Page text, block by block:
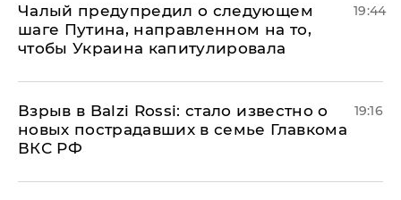
Чалый предупредил о следующем
шаге Путина, направленном на то,
чтобы Украина капитулировала
19:44
Взрыв в Balzi Rossi: стало известно о
новых пострадавших в семье Главкома
ВКС РФ
19:16